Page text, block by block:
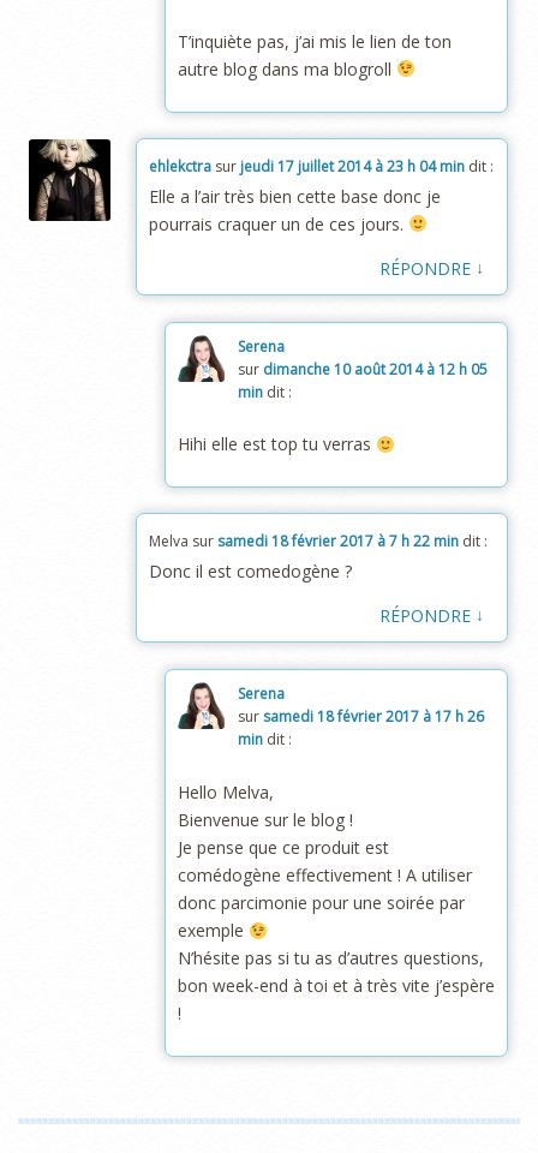
T’inquiète pas, j’ai mis le lien de ton
autre blog dans ma blogroll
ehlekctra sur jeudi 17 juillet 2014 à 23 h 04 min dit :
Elle a l’air très bien cette base donc je
pourrais craquer un de ces jours.
RÉPONDRE ↓
Serena
sur dimanche 10 août 2014 à 12 h 05
min dit :
Hihi elle est top tu verras
Melva sur samedi 18 février 2017 à 7 h 22 min dit :
Donc il est comedogène ?
RÉPONDRE ↓
Serena
sur samedi 18 février 2017 à 17 h 26
min dit :
Hello Melva,
Bienvenue sur le blog !
Je pense que ce produit est
comédogène effectivement ! A utiliser
donc parcimonie pour une soirée par
exemple
N’hésite pas si tu as d’autres questions,
bon week-end à toi et à très vite j’espère
!